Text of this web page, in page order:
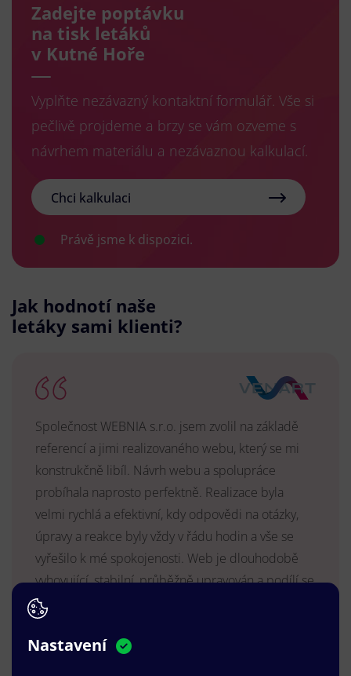
Zadejte poptávku
na tisk letáků
v Kutné Hoře
Vyplňte nezávazný kontaktní formulář. Vše si
pečlivě projdeme a brzy se vám ozveme s
návrhem materiálu a nezávaznou kalkulací.
Chci kalkulaci
Právě jsme k dispozici.
Jak hodnotí naše
letáky sami klienti?
Společnost WEBNIA s.r.o. jsem zvolil na základě
referencí a jimi realizovaného webu, který se mi
konstrukčně libíl. Návrh webu a spolupráce
probíhala naprosto perfektně. Realizace byla
velmi rychlá a efektivní, kdy odpovědi na otázky,
úpravy a reakce byly vždy v řádu hodin a vše se
vyřešilo k mé spokojenosti. Web je dlouhodobě
vyhovující, stabilní, průběžně upravován a podílí se
na pozitivním vnímání naší značky.
MUDr. Radek Vyšohlíd
VENART s.r.o.
Nastavení